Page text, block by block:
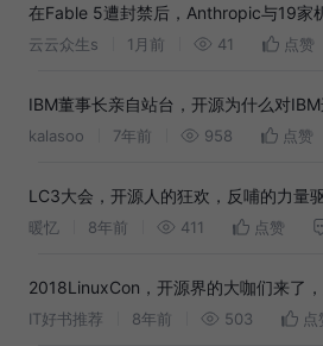
在Fable 5遭封禁后，Anthropic与19家
Akrites
云云众生s 1月前 41 点赞
IBM董事长亲自站台，开源为什么对IBM
kalasoo 7年前 958 点赞
LC3大会，开源人的狂欢，反哺的力量
暖忆 8年前 411 点赞
2018LinuxCon，开源界的大咖们来了，
IT好书推荐 8年前 503 点